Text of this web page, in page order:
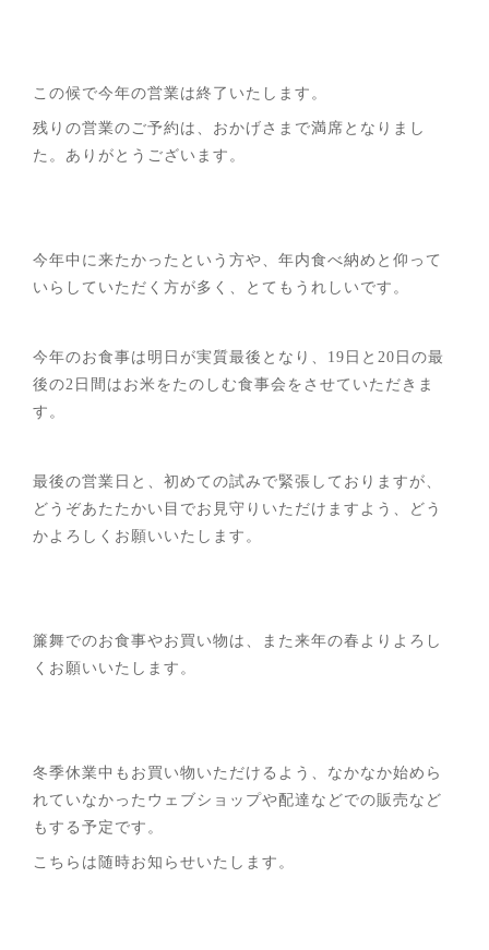
この候で今年の営業は終了いたします。
残りの営業のご予約は、おかげさまで満席となりまし
た。ありがとうございます。
今年中に来たかったという方や、年内食べ納めと仰って
いらしていただく方が多く、とてもうれしいです。
今年のお食事は明日が実質最後となり、19日と20日の最
後の2日間はお米をたのしむ食事会をさせていただきま
す。
最後の営業日と、初めての試みで緊張しておりますが、
どうぞあたたかい目でお見守りいただけますよう、どう
かよろしくお願いいたします。
簾舞でのお食事やお買い物は、また来年の春よりよろし
くお願いいたします。
冬季休業中もお買い物いただけるよう、なかなか始めら
れていなかったウェブショップや配達などでの販売など
もする予定です。
こちらは随時お知らせいたします。